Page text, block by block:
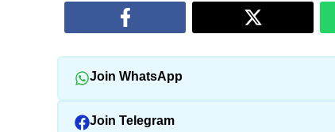
Join WhatsApp
Join Telegram